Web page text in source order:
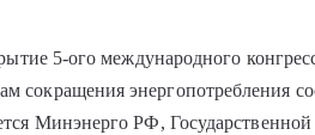
5-ого международного
сокращения энергопотребления
Минэнерго РФ,